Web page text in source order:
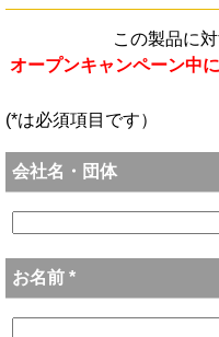
この製品に
オープンキャンペーン中
(*は必須項目です）
会社名・団体
お名前 *